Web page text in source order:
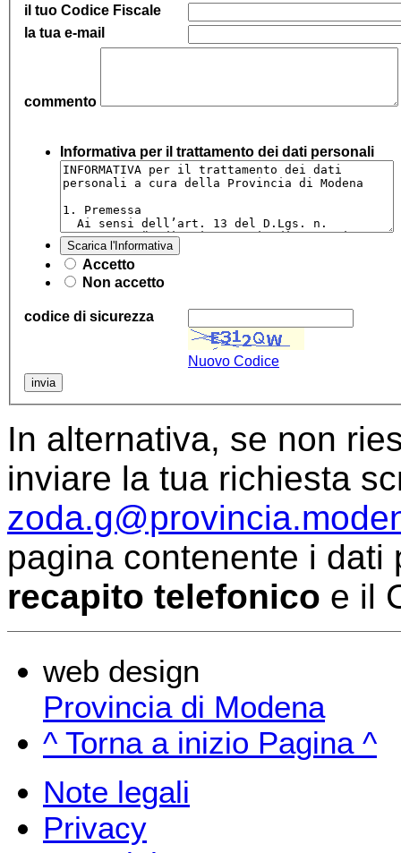
il tuo Codice Fiscale
la tua e-mail
commento
Informativa per il trattamento dei dati personali
Scarica l'Informativa
Accetto
Non accetto
codice di sicurezza
Nuovo Codice
In alternativa, se non
inviare la tua richiesta
pagina contenente i dati
recapito telefonico e il
web design
Provincia di Modena
^ Torna a inizio Pagina ^
Note legali
Privacy